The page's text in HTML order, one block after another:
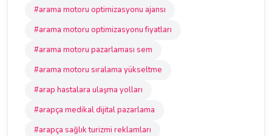
#arama motoru optimizasyonu ajansı
#arama motoru optimizasyonu fiyatları
#arama motoru pazarlaması sem
#arama motoru sıralama yükseltme
#arap hastalara ulaşma yolları
#arapça medikal dijital pazarlama
#arapça sağlık turizmi reklamları